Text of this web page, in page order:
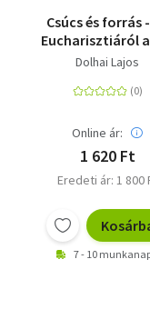
Csúcs és forrás
Eucharisztiáról
mindenDolhai Lajos
Online ár:
1 620 Ft
Eredeti ár: 1 800
7 - 10